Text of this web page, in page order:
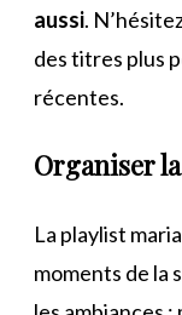
aussi.
des titres plus
récentes.
Organiser
La playlist
moments de la